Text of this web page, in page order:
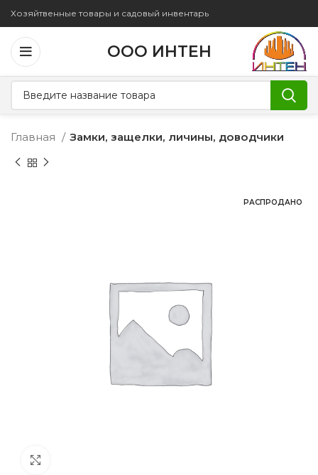
Хозяйтвенные товары и садовый инвентарь
ООО ИНТЕН
Главная Замки, защелки, личины, доводчики
РАСПРОДАНО